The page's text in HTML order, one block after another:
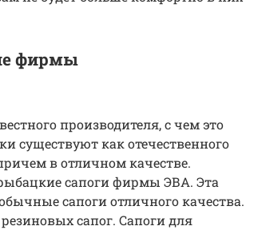
фирмы
производителя, с чем это
существуют как отечественного
в отличном качестве.
сапоги фирмы ЭВА. Эта
сапоги отличного качества.
сапог. Сапоги для